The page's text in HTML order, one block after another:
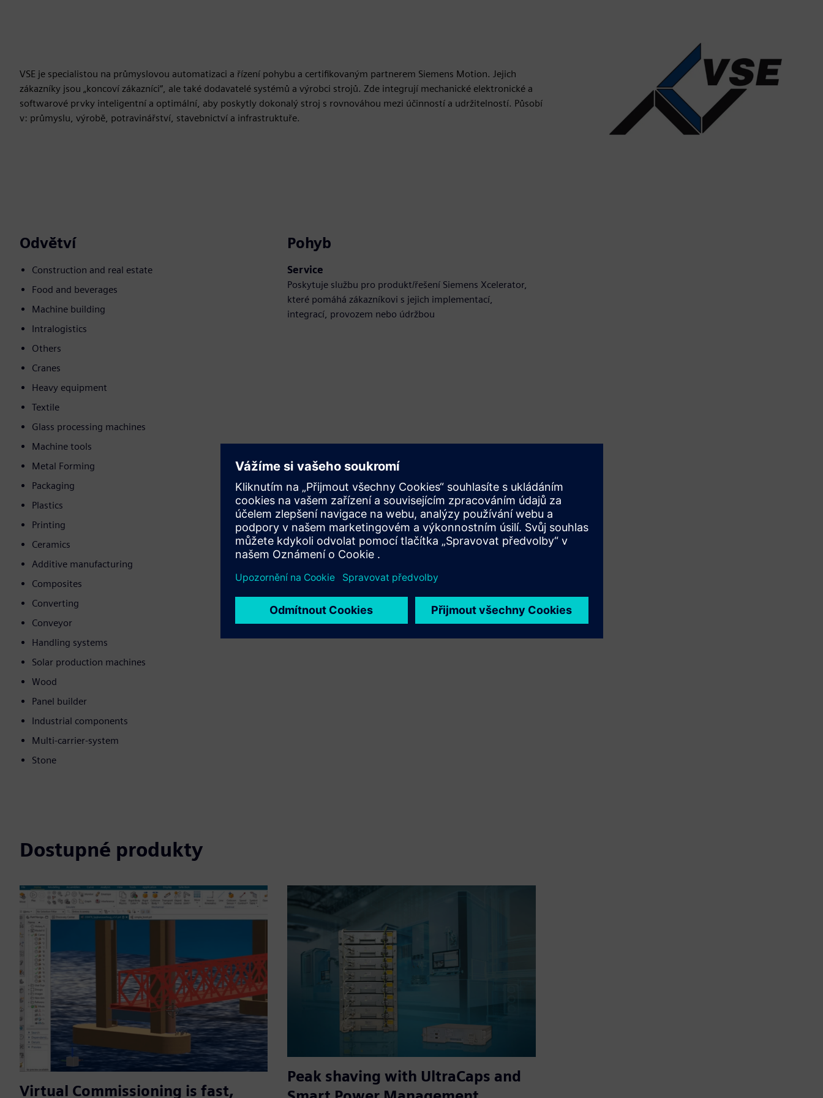
VSE je specialistou na průmyslovou automatizaci a řízení pohybu a certifikovaným partnerem Siemens Motion. Jejich
zákazníky jsou „koncoví zákazníci“, ale také dodavatelé systémů a výrobci strojů. Zde integrují mechanické elektronické a
softwarové prvky inteligentní a optimální, aby poskytly dokonalý stroj s rovnováhou mezi účinností a udržitelností. Působí
v: průmyslu, výrobě, potravinářství, stavebnictví a infrastruktuře.
Odvětví
Construction and real estate
Food and beverages
Machine building
Intralogistics
Others
Cranes
Heavy equipment
Textile
Glass processing machines
Machine tools
Metal Forming
Packaging
Plastics
Printing
Ceramics
Additive manufacturing
Composites
Converting
Conveyor
Handling systems
Solar production machines
Wood
Panel builder
Industrial components
Multi-carrier-system
Stone
Pohyb
Service
Poskytuje službu pro produkt/řešení Siemens Xcelerator,
které pomáhá zákazníkovi s jejich implementací,
integrací, provozem nebo údržbou
Dostupné produkty
Virtual Commissioning is fast,
Peak shaving with UltraCaps and